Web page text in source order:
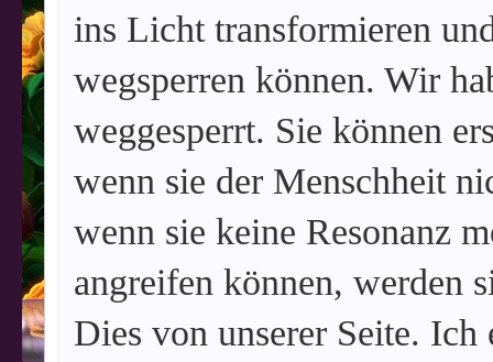
ins Licht transformieren
wegsperren können. Wir
weggesperrt. Sie können
wenn sie der Menschheit
wenn sie keine Resonanz
angreifen können, werden
Dies von unserer Seite.